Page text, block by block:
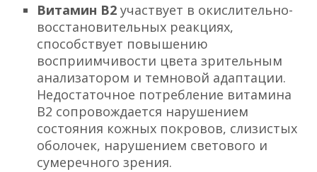
Витамин В2участвует в окислительно-
восстановительных реакциях,
способствует повышению
восприимчивости цвета зрительным
анализатором и темновой адаптации.
Недостаточное потребление витамина
В2 сопровождается нарушением
состояния кожных покровов, слизистых
оболочек, нарушением светового и
сумеречного зрения.